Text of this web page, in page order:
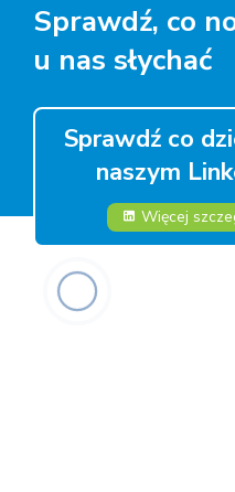
Sprawdź, co
u nas słychać
Sprawdź co
naszym
Więcej